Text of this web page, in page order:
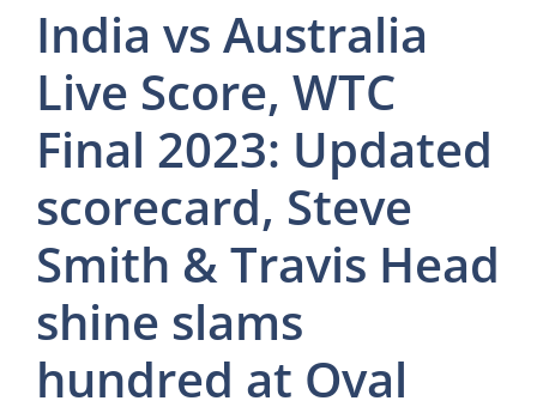
India vs Australia
Live Score, WTC
Final 2023: Updated
scorecard, Steve
Smith & Travis Head
shine slams
hundred at Oval